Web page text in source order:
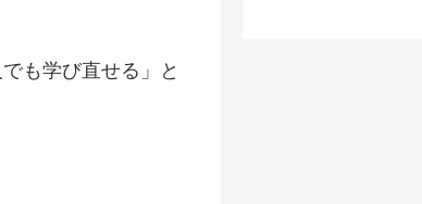
も学び直せる」と